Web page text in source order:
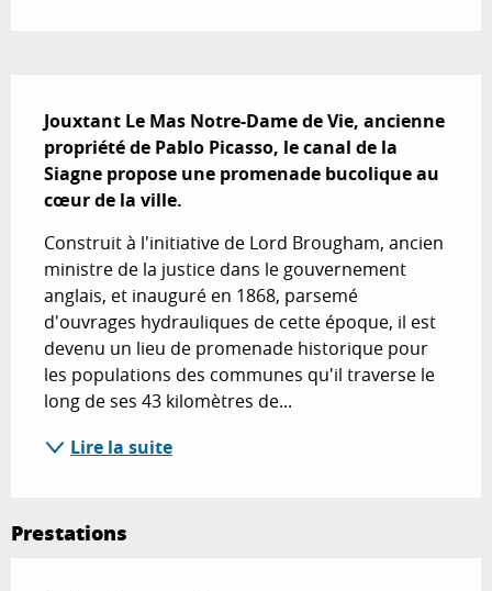
Jouxtant Le Mas Notre-Dame de Vie, ancienne
propriété de Pablo Picasso, le canal de la
Siagne propose une promenade bucolique au
cœur de la ville.
Construit à l'initiative de Lord Brougham, ancien
ministre de la justice dans le gouvernement
anglais, et inauguré en 1868, parsemé
d'ouvrages hydrauliques de cette époque, il est
devenu un lieu de promenade historique pour
les populations des communes qu'il traverse le
long de ses 43 kilomètres de...
Lire la suite
Prestations